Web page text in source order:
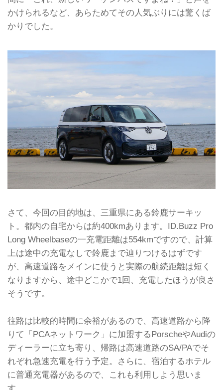
りも10kg重い。かつて輸入された
「Touareg W12」が2540kgで驚いた
かけられるなど、あらためてその人気ぶりには驚くば
かりでした。
さて、今回の目的地は、三重県にある鈴鹿サーキッ
ト。都内の自宅からは約400kmあります。ID.Buzz Pro
Long Wheelbaseの一充電距離は554kmですので、計算
上は途中の充電なしで鈴鹿まで辿りつけるはずです
が、高速道路をメインに使うと実際の航続距離は短く
なりますから、途中どこかで1回、充電したほうが良さ
そうです。
往路は比較的時間に余裕があるので、高速道路から降
りて「PCAネットワーク」に加盟するPorscheやAudiの
ディーラーに立ち寄り、帰路は高速道路のSA/PAでそ
れぞれ急速充電を行う予定。さらに、宿泊するホテル
に普通充電器があるので、これも利用しよう思いま
す。